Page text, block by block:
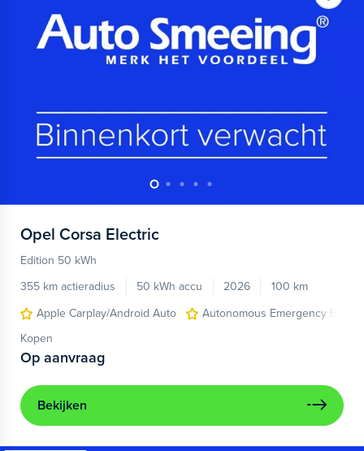
Opel Corsa Electric
Edition 50 kWh
355 km actieradius
50 kWh accu 2026
100 km
Apple Carplay/Android Auto
Autonomous Emergency
Kopen
Op aanvraag
Bekijken